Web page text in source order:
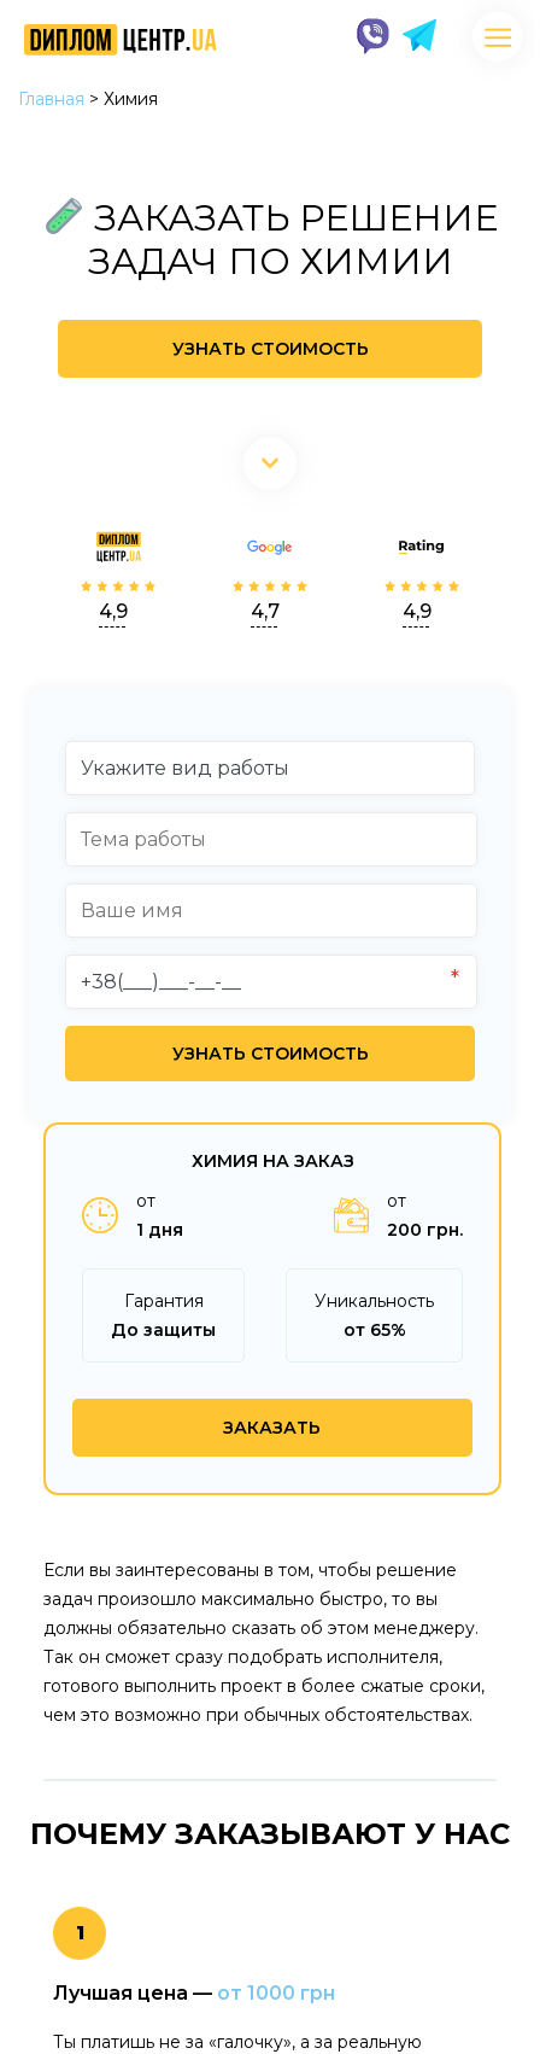
Главная > Химия
ЗАКАЗАТЬ РЕШЕНИЕ
ЗАДАЧ ПО ХИМИИ
УЗНАТЬ СТОИМОСТЬ
4,9 4,7 4,9
ХИМИЯ НА ЗАКАЗ
от
1 дня
от
200 грн.
Гарантия
До защиты
Уникальность
от 65%
ЗАКАЗАТЬ
Если вы заинтересованы в том, чтобы решение
задач произошло максимально быстро, то вы
должны обязательно сказать об этом менеджеру.
Так он сможет сразу подобрать исполнителя,
готового выполнить проект в более сжатые сроки,
чем это возможно при обычных обстоятельствах.
ПОЧЕМУ ЗАКАЗЫВАЮТ У НАС
1
Лучшая цена — от 1000 грн
Ты платишь не за «галочку», а за реальную